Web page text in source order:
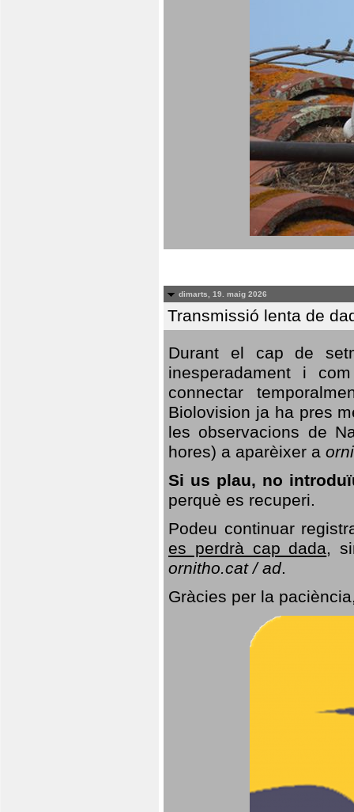
dimarts, 19. maig 2026
Transmissió lenta de
Durant el cap de
inesperadament i
connectar
Biolovision ja ha pres
les observacions de
hores) a aparèixer a
Si us plau, no
perquè es recuperi.
Podeu continuar
es perdrà cap dada,
ornitho.cat / ad.
Gràcies per la